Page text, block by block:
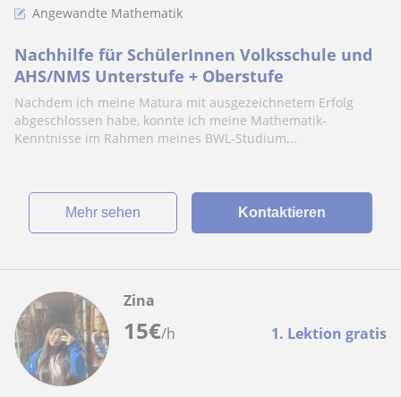
Angewandte Mathematik
Nachhilfe für SchülerInnen Volksschule und
AHS/NMS Unterstufe + Oberstufe
Nachdem ich meine Matura mit ausgezeichnetem Erfolg
abgeschlossen habe, konnte ich meine Mathematik-
Kenntnisse im Rahmen meines BWL-Studium...
Mehr sehen Kontaktieren
15€/h 1. Lektion gratis
Zina